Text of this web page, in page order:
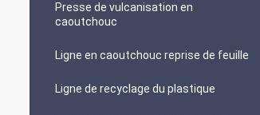
Presse de vulcanisation en
caoutchouc
Ligne en caoutchouc reprise de feuille
Ligne de recyclage du plastique